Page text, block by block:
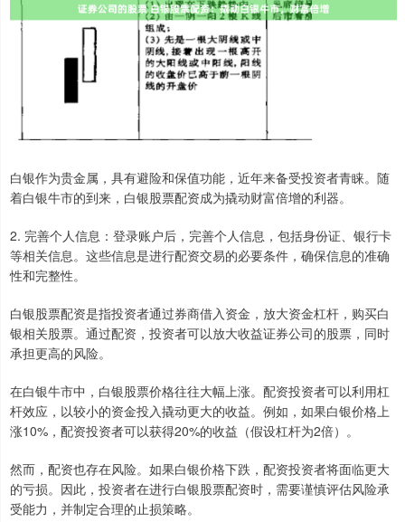
白银作为贵金属，具有避险和保值功能，近年来备受投资者青睐。随
着白银牛市的到来，白银股票配资成为撬动财富倍增的利器。
2. 完善个人信息：登录账户后，完善个人信息，包括身份证、银行卡
等相关信息。这些信息是进行配资交易的必要条件，确保信息的准确
性和完整性。
白银股票配资是指投资者通过券商借入资金，放大资金杠杆，购买白
银相关股票。通过配资，投资者可以放大收益证券公司的股票，同时
承担更高的风险。
在白银牛市中，白银股票价格往往大幅上涨。配资投资者可以利用杠
杆效应，以较小的资金投入撬动更大的收益。例如，如果白银价格上
涨10%，配资投资者可以获得20%的收益（假设杠杆为2倍）。
然而，配资也存在风险。如果白银价格下跌，配资投资者将面临更大
的亏损。因此，投资者在进行白银股票配资时，需要谨慎评估风险承
受能力，并制定合理的止损策略。